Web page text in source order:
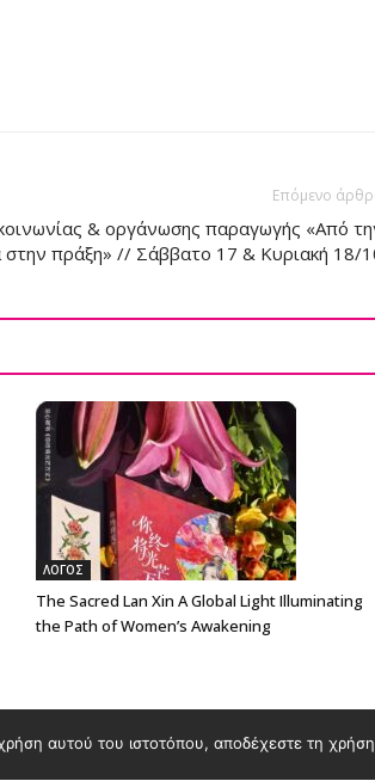
Επόμενο
& οργάνωσης παραγωγής «Από
στην πράξη» // Σάββατο 17 & Κυριακή 18/
ΛΟΓΟΣ
The Sacred Lan Xin A Global Light Illuminating
the Path of Women’s Awakening
αυτού του ιστοτόπου, αποδέχεστε τη